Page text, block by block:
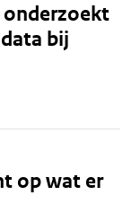
onderzoekt
bij
op wat er